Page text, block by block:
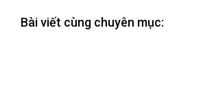
Bài viết cùng chuyên mục: